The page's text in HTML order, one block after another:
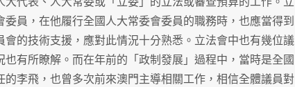
員，在他履行全國人大常委會委員的職務時，也應當得到
的技術支援，應對此情況十分熟悉。立法會中也有幾位議
有所瞭解。而在年前的「政制發展」過程中，當時是全國
李飛，也曾多次前來澳門主導相關工作，相信全體議員對